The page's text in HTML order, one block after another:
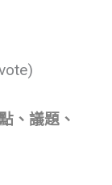
、議題、